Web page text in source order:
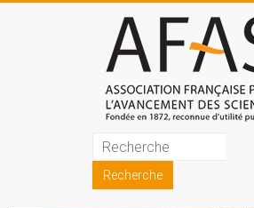
Association
française